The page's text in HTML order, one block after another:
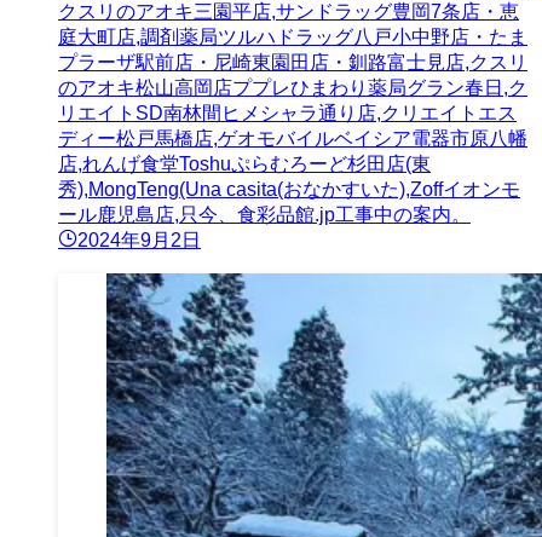
クスリのアオキ三園平店,サンドラッグ豊岡7条店・恵
庭大町店,調剤薬局ツルハドラッグ八戸小中野店・たま
プラーザ駅前店・尼崎東園田店・釧路富士見店,クスリ
のアオキ松山高岡店ププレひまわり薬局グラン春日,ク
リエイトSD南林間ヒメシャラ通り店,クリエイトエス
ディー松戸馬橋店,ゲオモバイルベイシア電器市原八幡
店,れんげ食堂Toshuぷらむろーど杉田店(東
秀),MongTeng(Una casita(おなかすいた),Zoffイオンモ
ール鹿児島店,只今、食彩品館.jp工事中の案内。
2024年9月2日